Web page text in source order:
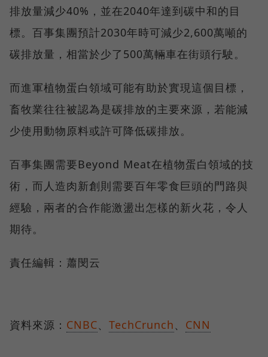
排放量減少40%，並在2040年達到碳中和的目
標。百事集團預計2030年時可減少2,600萬噸的
碳排放量，相當於少了500萬輛車在街頭行駛。
而進軍植物蛋白領域可能有助於實現這個目標，
畜牧業往往被認為是碳排放的主要來源，若能減
少使用動物原料或許可降低碳排放。
百事集團需要Beyond Meat在植物蛋白領域的技
術，而人造肉新創則需要百年零食巨頭的門路與
經驗，兩者的合作能激盪出怎樣的新火花，令人
期待。
責任編輯：蕭閔云
資料來源： CNBC、 TechCrunch、 CNN